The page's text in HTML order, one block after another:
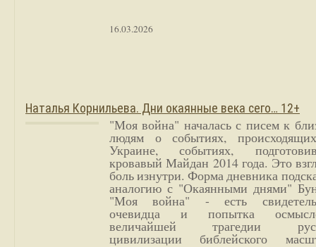
16.03.2026
Наталья Корнильева. Дни окаянные века сего… 12+
"Моя война" началась с писем к
людям о событиях,
Украине, событиях,
кровавый Майдан 2014 года. Это
боль изнутри. Форма дневника
аналогию с "Окаянными днями"
"Моя война" - есть
очевидца и попытка
величайшей трагедии
цивилизации библейского